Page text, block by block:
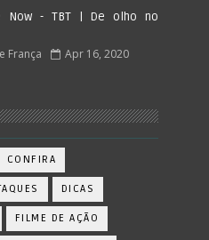
Now - TBT | De olho no
França Apr 16, 2020
CONFIRA
DICAS
FILME DE AÇÃO